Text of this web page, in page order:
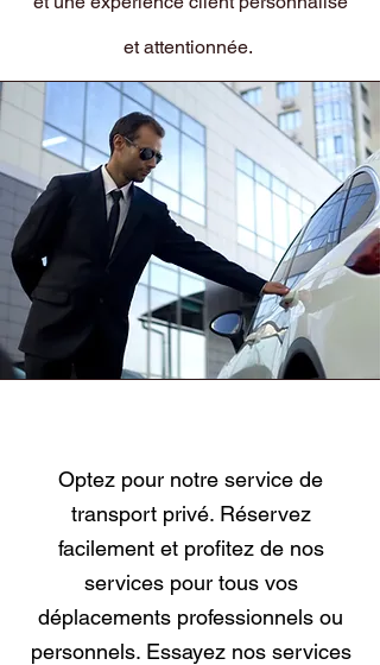
et attentionnée.
Optez pour notre service de
transport privé. Réservez
facilement et profitez de nos
services pour tous vos
déplacements professionnels ou
personnels. Essayez nos services